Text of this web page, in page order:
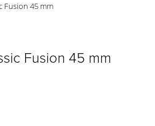
Fusion 45 mm
Fusion 45 mm